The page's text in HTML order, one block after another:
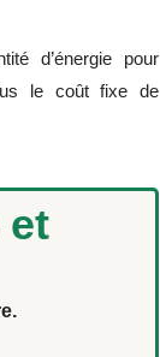
d’énergie pour
le coût fixe de
et